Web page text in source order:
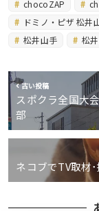
chocoZAP
ドミノ・ピザ 松井
松井山手
松
古い投稿
スポクラ全国大
部
ネコブでTV取材